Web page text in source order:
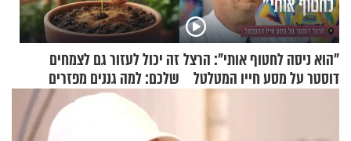
"הוא ניסה לחטוף אותי": הרצל
דוסטר על מסע חייו המטלטל
זה יכול לעזור גם לצמחים
שלכם: למה גננים מפזרים
קינמון בעציצים?